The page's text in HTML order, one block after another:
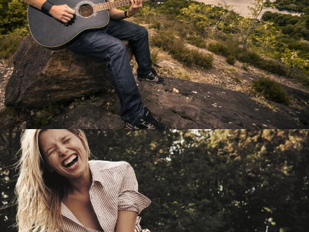
Перевод интернет-магазина
Guitaramania.ru на 1С-Битрикс
Смотреть проект